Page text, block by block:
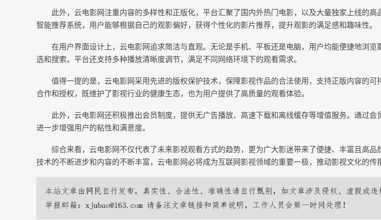
此外，云电影网注重内容的多样性和正版化，平台汇聚了国内外热门电影，以及大量独家上线的高
智能推荐系统，用户能够根据自己的观影偏好，获得个性化的影片推荐，提升观影的满足感和趣味性。
在用户界面设计上，云电影网追求简洁与直观。无论是手机、平板还是电脑，用户均能便捷地浏览
选和搜索。平台还支持多种播放清晰度调节，满足不同网络环境下的观看需求。
值得一提的是，云电影网采用先进的版权保护技术，保障影视作品的合法使用，支持正版内容的可
合作和授权，既维护了影视行业的健康生态，也为用户提供了高质量的观看体验。
此外，云电影网还积极推出会员制度，提供无广告播放、高速下载和离线缓存等增值服务。通过会
进一步增强用户的粘性和满意度。
综合来看，云电影网不仅代表了未来影视观看方式的趋势，更为广大影迷带来了便捷、丰富且高品
技术的不断进步和内容的不断丰富，云电影网必将成为互联网影视领域的重要一极，推动影视文化的传